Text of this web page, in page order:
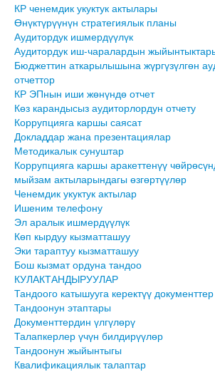
КР ченемдик укуктук актылары
Өнүктүрүүнүн стратегиялык планы
Аудитордук ишмердүүлүк
Аудитордук иш-чаралардын
Бюджеттин аткарылышына жүргүзүлгөн
отчеттор
КР ЭПнын иши жөнүндө отчет
Көз карандысыз аудиторлордун отчету
Коррупцияга каршы саясат
Докладдар жана презентациялар
Методикалык сунуштар
Коррупцияга каршы аракеттенүү
мыйзам актыларындагы өзгөртүүлөр
Ченемдик укуктук актылар
Ишеним телефону
Эл аралык ишмердүүлүк
Көп кырдуу кызматташуу
Эки тараптуу кызматташуу
Бош кызмат ордуна тандоо
КУЛАКТАНДЫРУУЛАР
Тандоого катышууга керектүү документтер
Тандоонун этаптары
Документтердин үлгүлөрү
Талапкерлер үчүн билдирүүлөр
Тандоонун жыйынтыгы
Квалификациялык талаптар